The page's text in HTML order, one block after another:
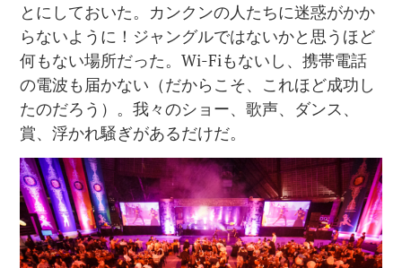
とにしておいた。カンクンの人たちに迷惑がかか
らないように！ジャングルではないかと思うほど
何もない場所だった。Wi-Fiもないし、携帯電話
の電波も届かない（だからこそ、これほど成功し
たのだろう）。我々のショー、歌声、ダンス、
賞、浮かれ騒ぎがあるだけだ。